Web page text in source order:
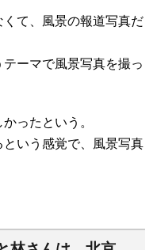
くて、風景の報道写真だ
テーマで風景写真を撮っ
ったという。
いう感覚で、風景写真